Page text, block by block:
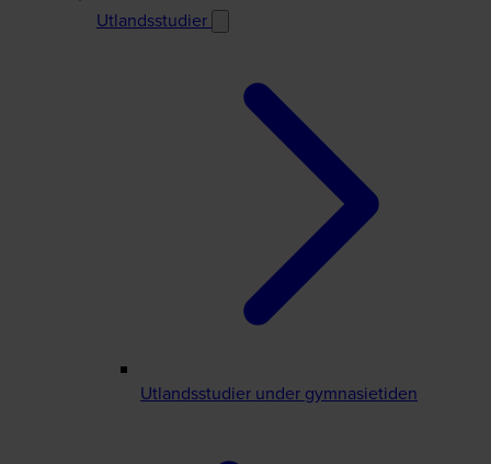
Utlandsstudier
Utlandsstudier under gymnasietiden